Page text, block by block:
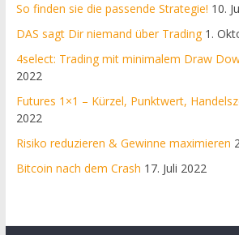
So finden sie die passende Strategie! 10.
DAS sagt Dir niemand über Trading 1.
4select: Trading mit minimalem Draw
2022
Futures 1×1 – Kürzel, Punktwert,
2022
Risiko reduzieren & Gewinne maximieren
Bitcoin nach dem Crash 17. Juli 2022